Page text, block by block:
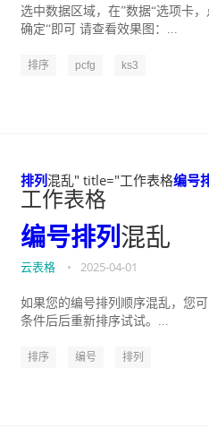
选中数据区域，在”数据“选项卡
确定“即可 请查看效果图：...
排序 pcfg ks3
排列混乱" title="工作表格编号
工作表格
编号排列混乱
云表格 • 2025-04-01
如果您的编号排列顺序混乱，您
条件后后重新排序试试。...
排序 编号 排列